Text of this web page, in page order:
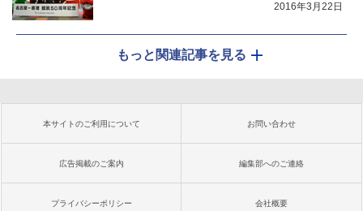
2016年3月22日
もっと関連記事を見る
本サイトのご利用について お問い合わせ
広告掲載のご案内 編集部へのご連絡
プライバシーポリシー 会社概要